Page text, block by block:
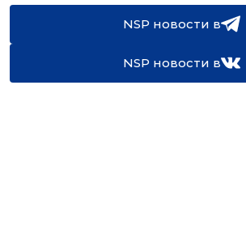
NSP новости в
NSP новости в